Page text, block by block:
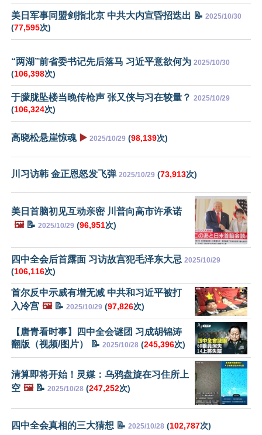
美日军事同盟剑指北京 中共大内宣昏招迭出 📝 2025/10/30
(77,595次)
“两湖”前省委书记先后落马 习近平意欲何为 2025/10/30
(106,398次)
于朦胧坠楼当晚传枪声 张又侠与习在较量？ 2025/10/29
(106,324次)
高晓松悬崖惊魂 ▶️ 2025/10/29 (98,139次)
川习访韩 金正恩怒发飞弹 2025/10/29 (73,913次)
美日首脑初见互动亲密 川普向高市许承诺
🖼️📝 2025/10/29 (96,951次)
四中全会后首露面 习访故宫犯毛泽东大忌 2025/10/29
(106,116次)
首尔反中示威有增无减 中共和习近平被打
入冷宫 🖼️📝 2025/10/29 (97,826次)
【唐青看时事】四中全会谜团 习成胡锦涛
翻版（视频/图片） 📝 2025/10/28 (245,396次)
清算即将开始！灵媒：乌鸦盘旋在习住所上
空 🖼️📝 2025/10/28 (247,252次)
四中全会真相的三大猜想 📝 2025/10/28 (102,787次)